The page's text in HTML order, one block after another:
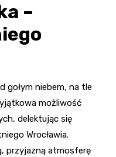
–
gołym niebem, na tle
możliwość
delektując się
Wrocławia.
przyjazną atmosferę